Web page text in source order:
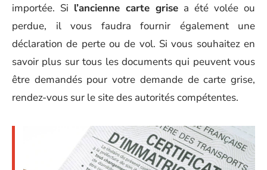
importée. Si l’ancienne carte grise a été volée ou
perdue, il vous faudra fournir également une
déclaration de perte ou de vol. Si vous souhaitez en
savoir plus sur tous les documents qui peuvent vous
être demandés pour votre demande de carte grise,
rendez-vous sur le site des autorités compétentes.